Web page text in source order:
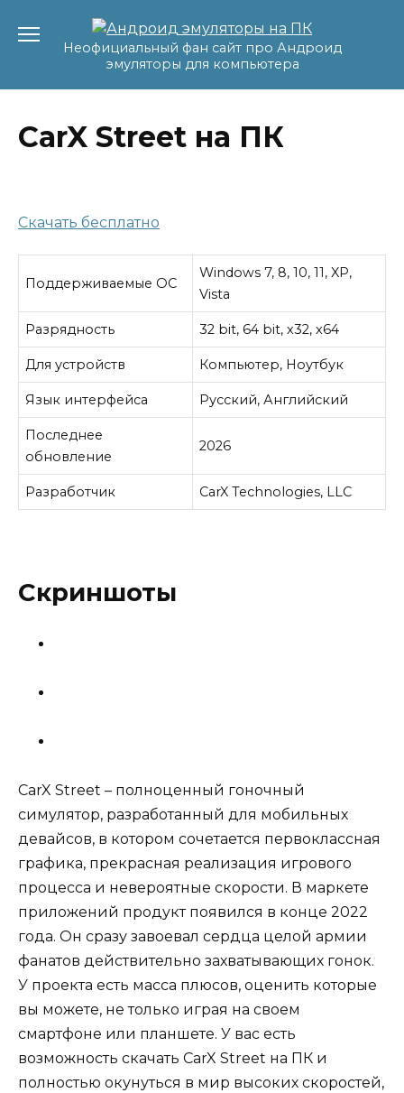
содержаниюНеофициальный фан сайт про Андроид
эмуляторы для компьютера
CarX Street на ПК
Скачать бесплатно
Поддерживаемые ОС
Windows 7, 8, 10, 11, XP,
Vista
Разрядность 32 bit, 64 bit, x32, x64
Для устройств Компьютер, Ноутбук
Язык интерфейса Русский, Английский
Последнее
обновление
2026
Разработчик CarX Technologies, LLC
Скриншоты
CarX Street – полноценный гоночный
симулятор, разработанный для мобильных
девайсов, в котором сочетается первоклассная
графика, прекрасная реализация игрового
процесса и невероятные скорости. В маркете
приложений продукт появился в конце 2022
года. Он сразу завоевал сердца целой армии
фанатов действительно захватывающих гонок.
У проекта есть масса плюсов, оценить которые
вы можете, не только играя на своем
смартфоне или планшете. У вас есть
возможность скачать CarX Street на ПК и
полностью окунуться в мир высоких скоростей,